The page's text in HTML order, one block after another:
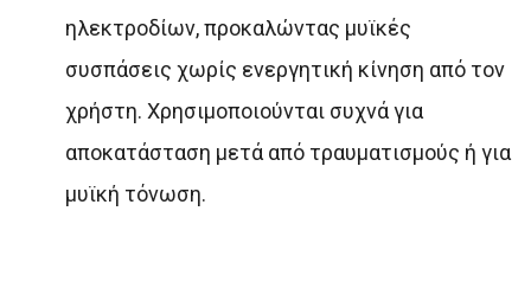
ηλεκτροδίων, προκαλώντας μυϊκές
συσπάσεις χωρίς ενεργητική κίνηση από τον
χρήστη. Χρησιμοποιούνται συχνά για
αποκατάσταση μετά από τραυματισμούς ή για
μυϊκή τόνωση.